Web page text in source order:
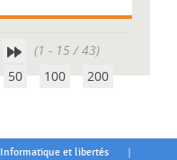
(1 - 15 / 43)
50 100 200
Informatique et libertés |